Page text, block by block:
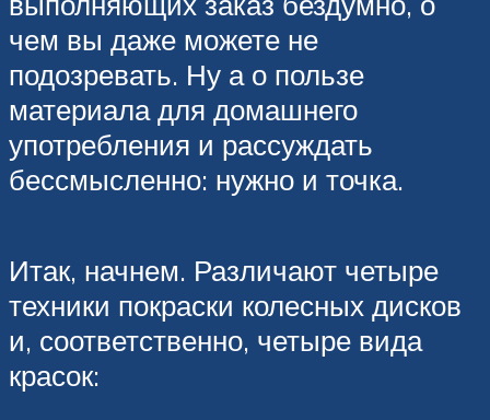
чем вы даже можете не
подозревать. Ну а о пользе
материала для домашнего
употребления и рассуждать
бессмысленно: нужно и точка.
Итак, начнем. Различают четыре
техники покраски колесных дисков
и, соответственно, четыре вида
красок: